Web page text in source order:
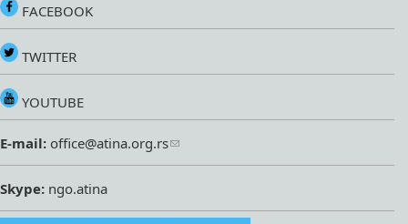
FACEBOOK
TWITTER
YOUTUBE
E-mail: office@atina.org.rs
Skype: ngo.atina